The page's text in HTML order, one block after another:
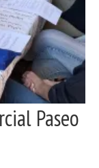
Paseo